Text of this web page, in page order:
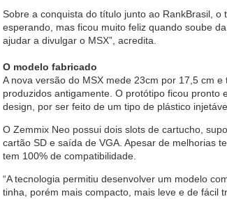
Sobre a conquista do título junto ao RankBrasil,
esperando, mas ficou muito feliz quando soube
ajudar a divulgar o MSX”, acredita.
O modelo fabricado
A nova versão do MSX mede 23cm por 17,5 cm
produzidos antigamente. O protótipo ficou pronto
design, por ser feito de um tipo de plástico
O Zemmix Neo possui dois slots de cartucho,
cartão SD e saída de VGA. Apesar de melhorias
tem 100% de compatibilidade.
“A tecnologia permitiu desenvolver um modelo
tinha, porém mais compacto, mais leve e de fácil